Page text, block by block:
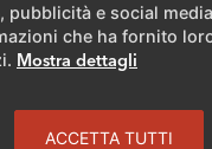
pubblicità e social
che ha fornito
Mostra dettagli
ACCETTA TUTTI